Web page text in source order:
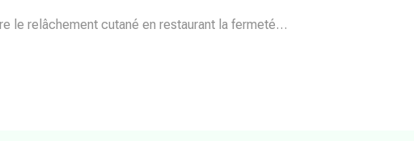
le relâchement cutané en restaurant la fermeté…